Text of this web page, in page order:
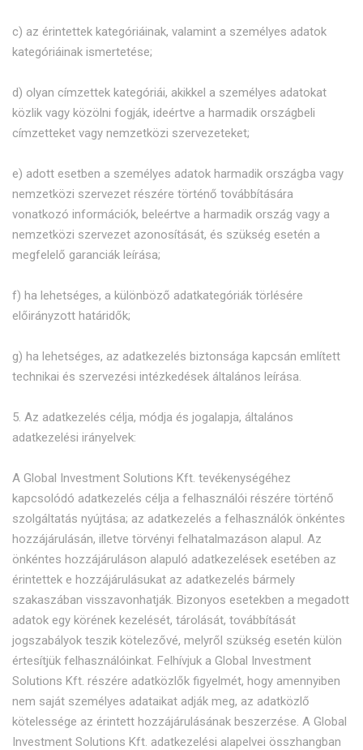
c) az érintettek kategóriáinak, valamint a személyes adatok
kategóriáinak ismertetése;
d) olyan címzettek kategóriái, akikkel a személyes adatokat
közlik vagy közölni fogják, ideértve a harmadik országbeli
címzetteket vagy nemzetközi szervezeteket;
e) adott esetben a személyes adatok harmadik országba vagy
nemzetközi szervezet részére történő továbbítására
vonatkozó információk, beleértve a harmadik ország vagy a
nemzetközi szervezet azonosítását, és szükség esetén a
megfelelő garanciák leírása;
f) ha lehetséges, a különböző adatkategóriák törlésére
előirányzott határidők;
g) ha lehetséges, az adatkezelés biztonsága kapcsán említett
technikai és szervezési intézkedések általános leírása.
5. Az adatkezelés célja, módja és jogalapja, általános
adatkezelési irányelvek:
A Global Investment Solutions Kft. tevékenységéhez
kapcsolódó adatkezelés célja a felhasználói részére történő
szolgáltatás nyújtása; az adatkezelés a felhasználók önkéntes
hozzájárulásán, illetve törvényi felhatalmazáson alapul. Az
önkéntes hozzájáruláson alapuló adatkezelések esetében az
érintettek e hozzájárulásukat az adatkezelés bármely
szakaszában visszavonhatják. Bizonyos esetekben a megadott
adatok egy körének kezelését, tárolását, továbbítását
jogszabályok teszik kötelezővé, melyről szükség esetén külön
értesítjük felhasználóinkat. Felhívjuk a Global Investment
Solutions Kft. részére adatközlők figyelmét, hogy amennyiben
nem saját személyes adataikat adják meg, az adatközlő
kötelessége az érintett hozzájárulásának beszerzése. A Global
Investment Solutions Kft. adatkezelési alapelvei összhangban